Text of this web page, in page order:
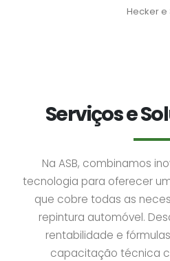
Hecker e
Serviços e
Na ASB, combinamos
tecnologia para oferecer
que cobre todas as
repintura automóvel.
rentabilidade e
capacitação técnica